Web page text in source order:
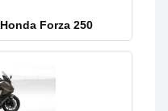
Honda Forza 250